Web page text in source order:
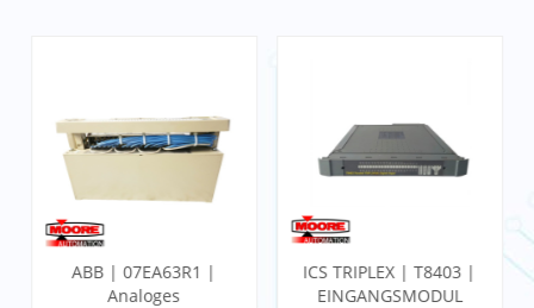
ABB | 07EA63R1 |
Analoges
ICS TRIPLEX | T8403 |
EINGANGSMODUL